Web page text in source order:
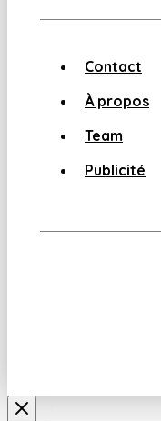
Contact
À propos
Team
Publicité